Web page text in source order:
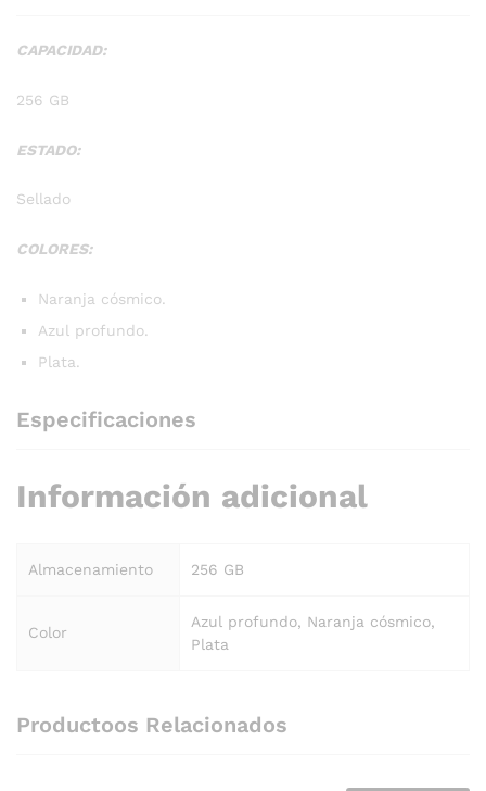
CAPACIDAD:
256 GB
ESTADO:
Sellado
COLORES:
Naranja cósmico.
Azul profundo.
Plata.
Especificaciones
Información adicional
Almacenamiento 256 GB
Color
Azul profundo, Naranja cósmico,
Plata
Productoos Relacionados